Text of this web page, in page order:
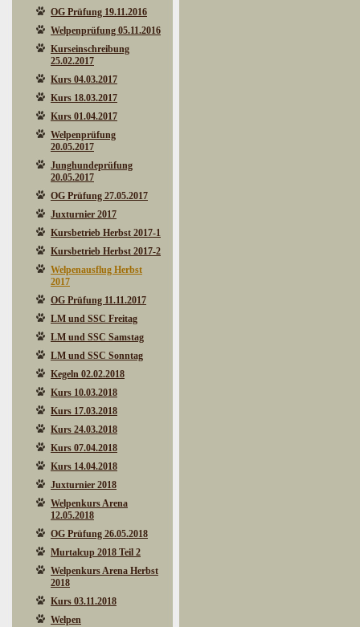
OG Prüfung 19.11.2016
Welpenprüfung 05.11.2016
Kurseinschreibung
25.02.2017
Kurs 04.03.2017
Kurs 18.03.2017
Kurs 01.04.2017
Welpenprüfung
20.05.2017
Junghundeprüfung
20.05.2017
OG Prüfung 27.05.2017
Juxturnier 2017
Kursbetrieb Herbst 2017-1
Kursbetrieb Herbst 2017-2
Welpenausflug Herbst
2017
OG Prüfung 11.11.2017
LM und SSC Freitag
LM und SSC Samstag
LM und SSC Sonntag
Kegeln 02.02.2018
Kurs 10.03.2018
Kurs 17.03.2018
Kurs 24.03.2018
Kurs 07.04.2018
Kurs 14.04.2018
Juxturnier 2018
Welpenkurs Arena
12.05.2018
OG Prüfung 26.05.2018
Murtalcup 2018 Teil 2
Welpenkurs Arena Herbst
2018
Kurs 03.11.2018
Welpen